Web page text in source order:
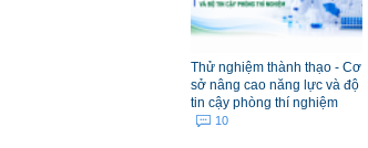
Thử nghiệm thành thạo - Cơ
sở nâng cao năng lực và độ
tin cậy phòng thí nghiệm
10